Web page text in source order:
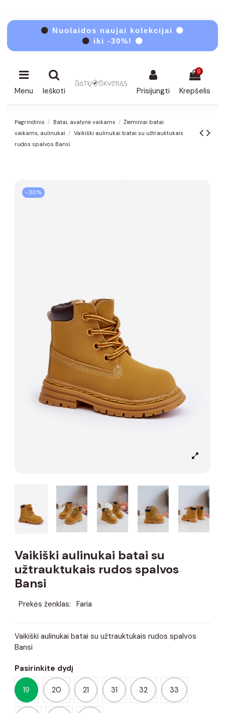
⚫ Nuolaidos naujai kolekcijai ⚫
⚫ iki -30%! ⚫
Menu Ieškoti Prisijungti
0
Krepšelis
Pagrindinis Batai, avalynė vaikams
Žieminiai batai
vaikams, aulinukai
Vaikiški aulinukai batai su užtrauktukais
rudos spalvos Bansi
−30%
Vaikiški aulinukai batai su
užtrauktukais rudos spalvos
Bansi
Prekės ženklas: Faria
Vaikiški aulinukai batai su užtrauktukais rudos spalvos
Bansi
Pasirinkite dydį
19 20 21 31 32 33